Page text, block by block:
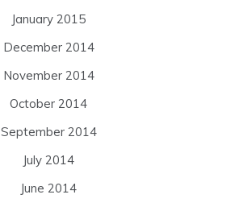
January 2015
December 2014
November 2014
October 2014
September 2014
July 2014
June 2014